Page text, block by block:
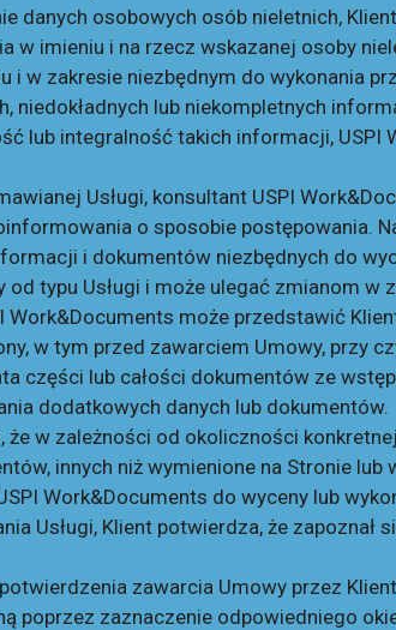
danych osobowych osób nieletnich,
imieniu i na rzecz wskazanej osoby
w zakresie niezbędnym do wykonania
niedokładnych lub niekompletnych
lub integralność takich informacji,
Usługi, konsultant USPI
o sposobie postępowania.
i dokumentów niezbędnych do
typu Usługi i może ulegać zmianom
może przedstawić
w tym przed zawarciem Umowy, przy
części lub całości dokumentów ze
dodatkowych danych lub dokumentów.
w zależności od okoliczności
innych niż wymienione na Stronie
Work&Documents do wyceny lub
Usługi, Klient potwierdza, że zapoznał
zawarcia Umowy przez
poprzez zaznaczenie odpowiedniego